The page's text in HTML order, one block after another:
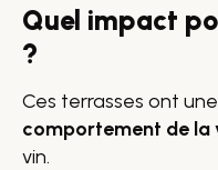
Quel impact
?
Ces terrasses ont
comportement de la
vin.